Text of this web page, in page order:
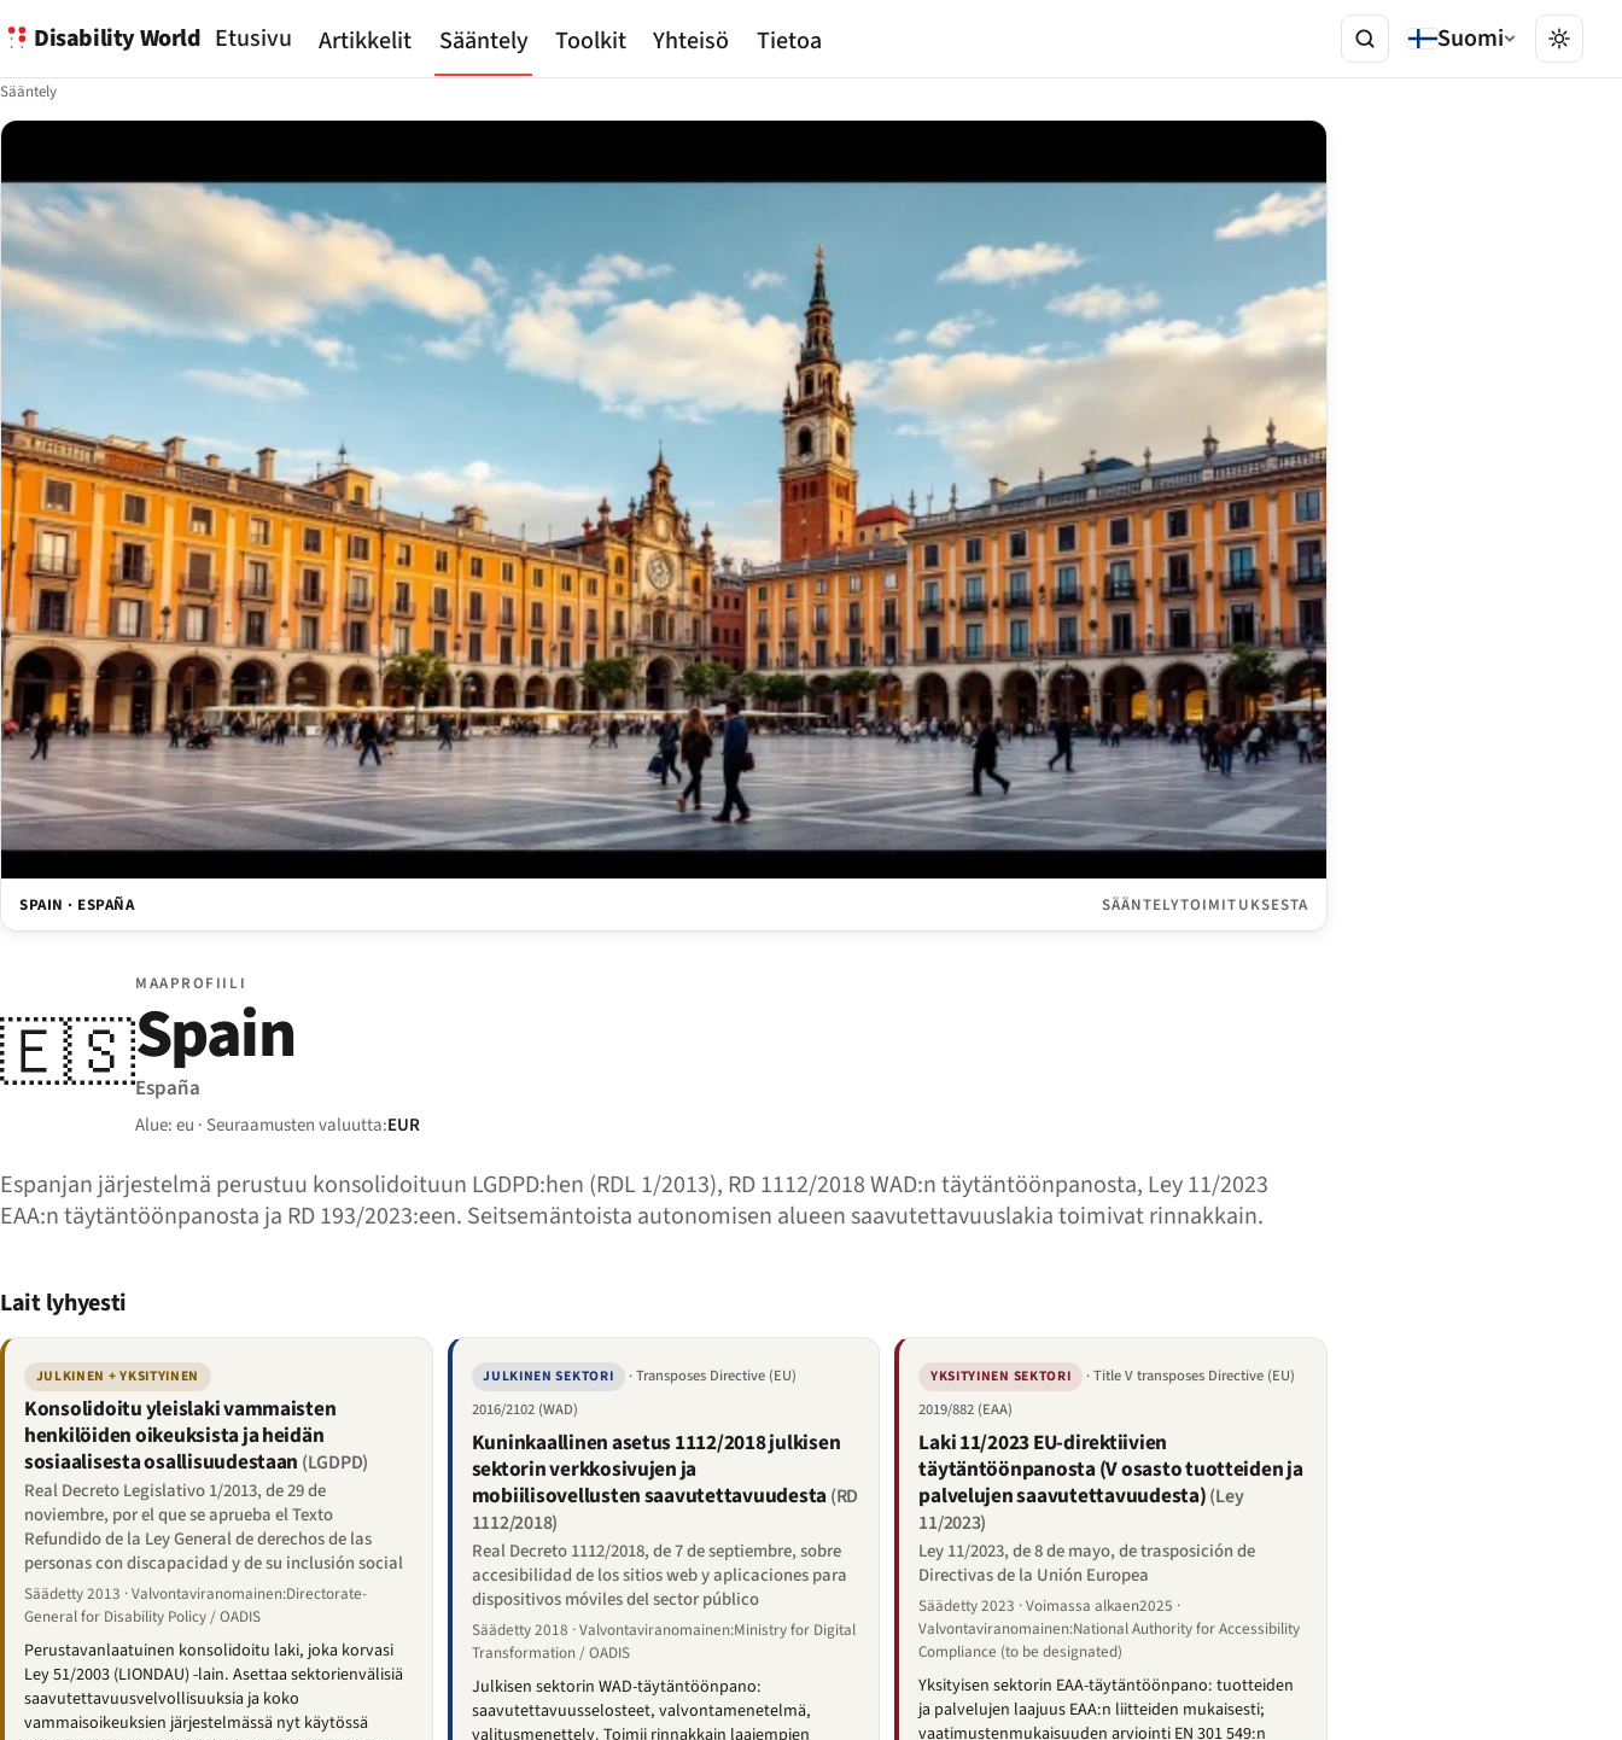
Disability World Etusivu Artikkelit Sääntely Toolkit Yhteisö Tietoa Suomi
Sääntely
SPAIN · ESPAÑA SÄÄNTELYTOIMITUKSESTA
🇪🇸
MAAPROFIILI
Spain
España
Alue: eu · Seuraamusten valuutta:EUR
Espanjan järjestelmä perustuu konsolidoituun LGDPD:hen (RDL 1/2013), RD 1112/2018 WAD:n täytäntöönpanosta, Ley 11/2023
EAA:n täytäntöönpanosta ja RD 193/2023:een. Seitsemäntoista autonomisen alueen saavutettavuuslakia toimivat rinnakkain.
Lait lyhyesti
JULKINEN + YKSITYINEN
Konsolidoitu yleislaki vammaisten
henkilöiden oikeuksista ja heidän
sosiaalisesta osallisuudestaan (LGDPD)
Real Decreto Legislativo 1/2013, de 29 de
noviembre, por el que se aprueba el Texto
Refundido de la Ley General de derechos de las
personas con discapacidad y de su inclusión social
Säädetty 2013 · Valvontaviranomainen:Directorate-
General for Disability Policy / OADIS
Perustavanlaatuinen konsolidoitu laki, joka korvasi
Ley 51/2003 (LIONDAU) -lain. Asettaa sektorienvälisiä
saavutettavuusvelvollisuuksia ja koko
vammaisoikeuksien järjestelmässä nyt käytössä
JULKINEN SEKTORI
· Transposes Directive (EU)
2016/2102 (WAD)
Kuninkaallinen asetus 1112/2018 julkisen
sektorin verkkosivujen ja
mobiilisovellusten saavutettavuudesta (RD
1112/2018)
Real Decreto 1112/2018, de 7 de septiembre, sobre
accesibilidad de los sitios web y aplicaciones para
dispositivos móviles del sector público
Säädetty 2018 · Valvontaviranomainen:Ministry for Digital
Transformation / OADIS
Julkisen sektorin WAD-täytäntöönpano:
saavutettavuusselosteet, valvontamenetelmä,
YKSITYINEN SEKTORI
· Title V transposes Directive (EU)
2019/882 (EAA)
Laki 11/2023 EU-direktiivien
täytäntöönpanosta (V osasto tuotteiden ja
palvelujen saavutettavuudesta)(Ley
11/2023)
Ley 11/2023, de 8 de mayo, de trasposición de
Directivas de la Unión Europea
Säädetty 2023 · Voimassa alkaen2025 ·
Valvontaviranomainen:National Authority for Accessibility
Compliance (to be designated)
Yksityisen sektorin EAA-täytäntöönpano: tuotteiden
ja palvelujen laajuus EAA:n liitteiden mukaisesti;
vaatimustenmukaisuuden arviointi EN 301 549:n